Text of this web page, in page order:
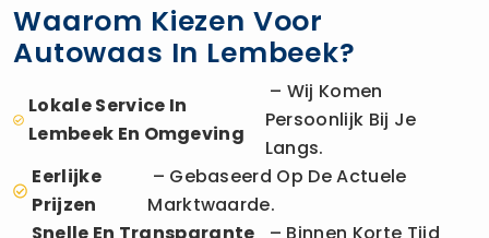
Waarom Kiezen Voor
Autowaas In Lembeek?
Lokale Service In
Lembeek En Omgeving
– Wij Komen
Persoonlijk Bij Je
Langs.
Eerlijke
Prijzen
– Gebaseerd Op De Actuele
Marktwaarde.